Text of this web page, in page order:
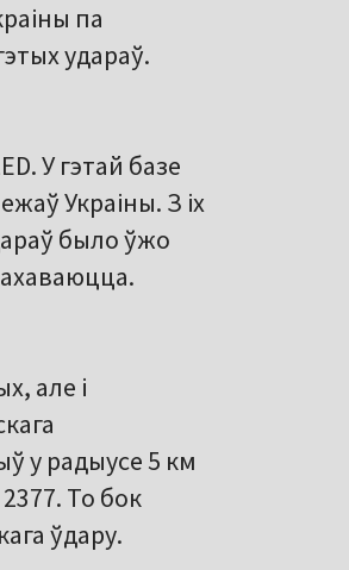
па
удараў.
У гэтай базе
Украіны. З іх
было ўжо
але і
у радыусе 5 км
То бок
ўдару.